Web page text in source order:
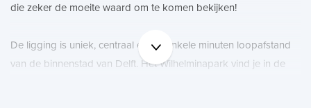
die zeker de moeite waard om te komen bekijken!
De ligging is uniek, centraal en op enkele minuten loopafstand
van de binnenstad van Delft. Het Wilhelminapark vind je in de